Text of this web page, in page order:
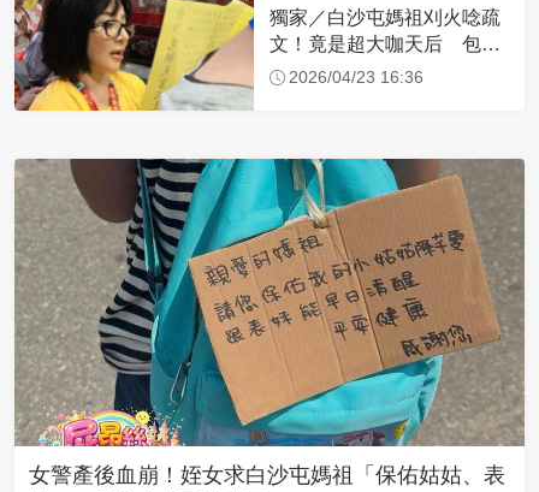
獨家／白沙屯媽祖刈火唸疏
文！竟是超大咖天后 包尿
布忍尿5小時不喊累
2026/04/23 16:36
女警產後血崩！姪女求白沙屯媽祖「保佑姑姑、表